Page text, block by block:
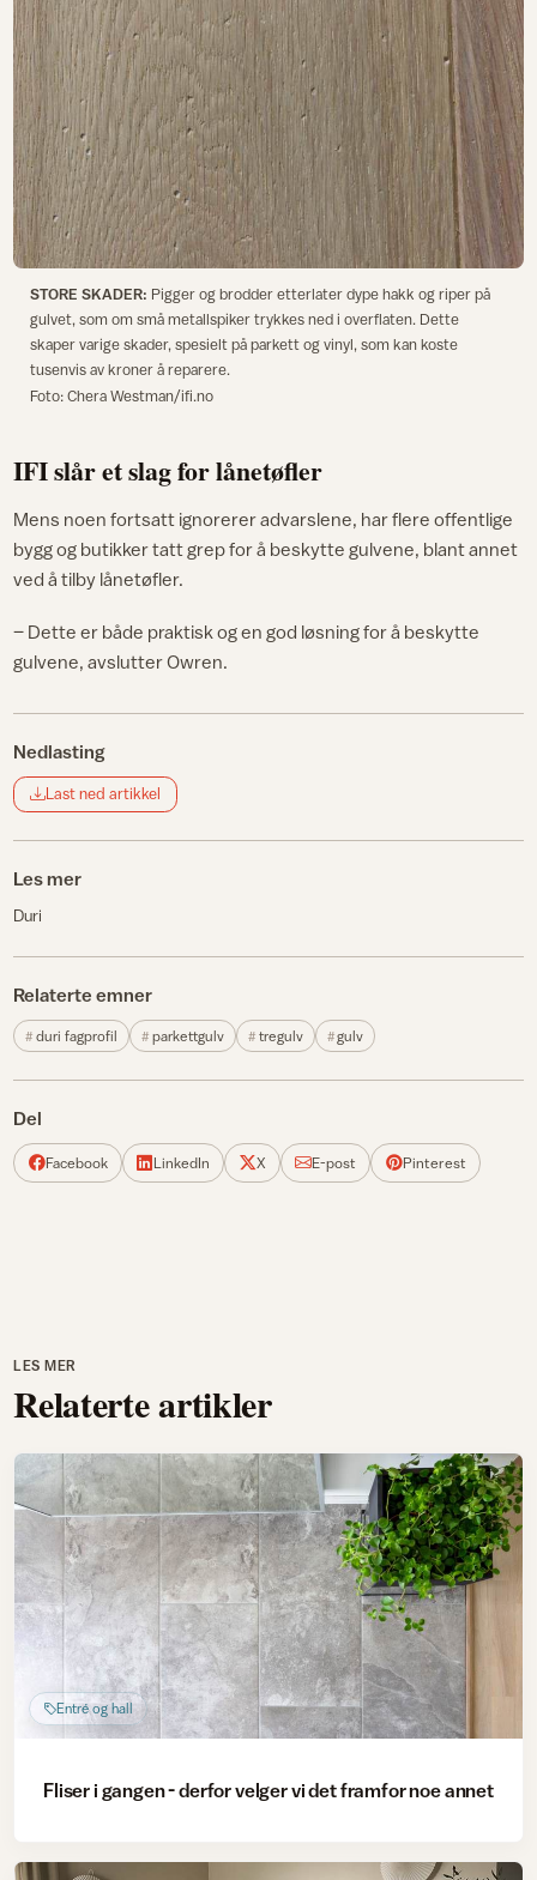
STORE SKADER: Pigger og brodder etterlater dype hakk og riper på
gulvet, som om små metallspiker trykkes ned i overflaten. Dette
skaper varige skader, spesielt på parkett og vinyl, som kan koste
tusenvis av kroner å reparere.
Foto: Chera Westman/ifi.no
IFI slår et slag for lånetøfler
Mens noen fortsatt ignorerer advarslene, har flere offentlige
bygg og butikker tatt grep for å beskytte gulvene, blant annet
ved å tilby lånetøfler.
– Dette er både praktisk og en god løsning for å beskytte
gulvene, avslutter Owren.
Nedlasting
Last ned artikkel
Les mer
Duri
Relaterte emner
duri fagprofil parkettgulv tregulv gulv
Del
Facebook LinkedIn X E-post Pinterest
LES MER
Relaterte artikler
Entré og hall
Fliser i gangen - derfor velger vi det framfor noe annet